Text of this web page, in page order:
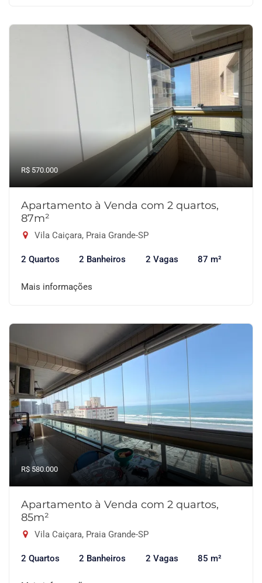
R$ 570.000
Apartamento à Venda com 2 quartos,
87m²
Vila Caiçara, Praia Grande-SP
2 Quartos 2 Banheiros 2 Vagas 87 m²
Mais informações
R$ 580.000
Apartamento à Venda com 2 quartos,
85m²
Vila Caiçara, Praia Grande-SP
2 Quartos 2 Banheiros 2 Vagas 85 m²